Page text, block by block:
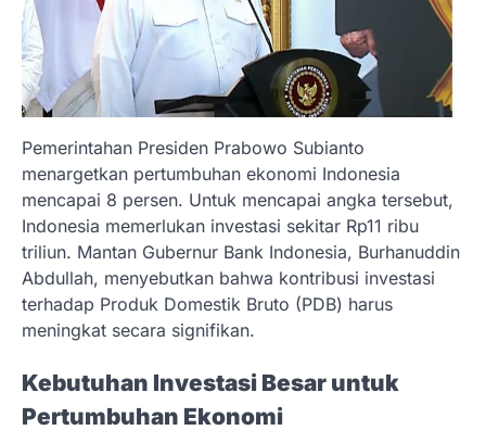
Pemerintahan Presiden Prabowo Subianto
menargetkan pertumbuhan ekonomi Indonesia
mencapai 8 persen. Untuk mencapai angka tersebut,
Indonesia memerlukan investasi sekitar Rp11 ribu
triliun. Mantan Gubernur Bank Indonesia, Burhanuddin
Abdullah, menyebutkan bahwa kontribusi investasi
terhadap Produk Domestik Bruto (PDB) harus
meningkat secara signifikan.
Kebutuhan Investasi Besar untuk
Pertumbuhan Ekonomi